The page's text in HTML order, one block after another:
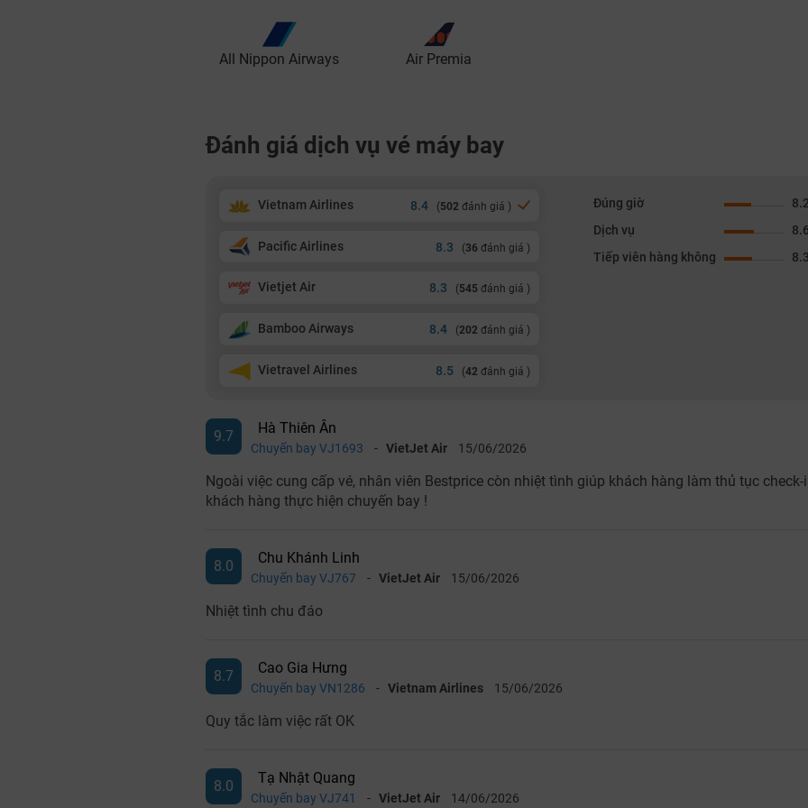
All Nippon Airways Air Premia
Đánh giá dịch vụ vé máy bay
Vietnam Airlines 8.4 (502 đánh giá )
Pacific Airlines 8.3 (36 đánh giá )
Vietjet Air 8.3 (545 đánh giá )
Bamboo Airways 8.4 (202 đánh giá )
Vietravel Airlines 8.5 (42 đánh giá )
Đúng giờ
8.2
Dịch vụ
8.6
Tiếp viên hàng không
8.3
9.7 Hà Thiên Ân
Chuyến bay VJ1693 - VietJet Air 15/06/2026
Ngoài việc cung cấp vé, nhân viên Bestprice còn nhiệt tình giúp khách hàng làm thủ tục
khách hàng thực hiện chuyến bay !
8.0 Chu Khánh Linh
Chuyến bay VJ767 - VietJet Air 15/06/2026
Nhiệt tình chu đáo
8.7 Cao Gia Hưng
Chuyến bay VN1286 - Vietnam Airlines 15/06/2026
Quy tắc làm việc rất OK
8.0 Tạ Nhật Quang
Chuyến bay VJ741 - VietJet Air 14/06/2026